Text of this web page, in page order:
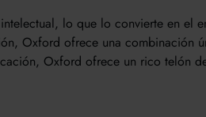
lo que lo convierte en el
Oxford ofrece una
Oxford ofrece un rico telón